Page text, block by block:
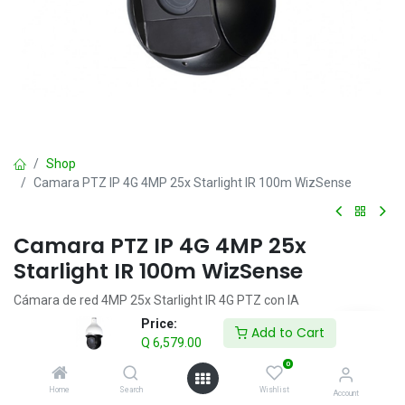
Price:
Q 6,579.00
Add to Cart
Home Search
0
Wishlist Account
Shop
Camara PTZ IP 4G 4MP 25x Starlight IR 100m WizSense
Camara PTZ IP 4G 4MP 25x
Starlight IR 100m WizSense
Cámara de red 4MP 25x Starlight IR 4G PTZ con IA
· Potente zoom óptico de 25x
· Tecnología Starlight
· Distancia IR hasta 100m